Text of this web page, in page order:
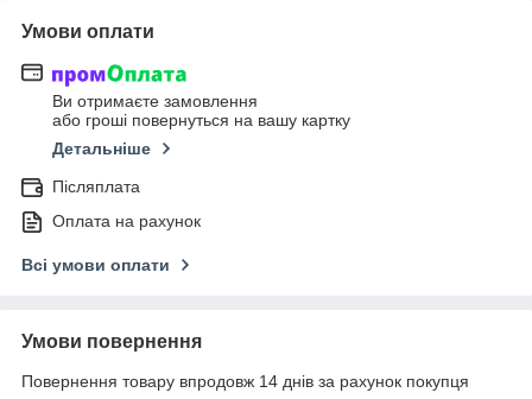
Умови оплати
Ви отримаєте замовлення
або гроші повернуться на вашу картку
Детальніше
Післяплата
Оплата на рахунок
Всі умови оплати
Умови повернення
Повернення товару впродовж 14 днів за рахунок покупця